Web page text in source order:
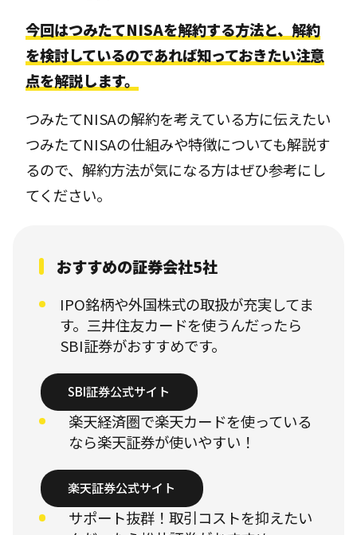
今回はつみたてNISAを解約する方法と、解約
を検討しているのであれば知っておきたい注意
点を解説します。
つみたてNISAの解約を考えている方に伝えたい
つみたてNISAの仕組みや特徴についても解説す
るので、解約方法が気になる方はぜひ参考にし
てください。
おすすめの証券会社5社
IPO銘柄や外国株式の取扱が充実してま
す。三井住友カードを使うんだったら
SBI証券がおすすめです。
SBI証券公式サイト
楽天経済圏で楽天カードを使っている
なら楽天証券が使いやすい！
楽天証券公式サイト
サポート抜群！取引コストを抑えたい